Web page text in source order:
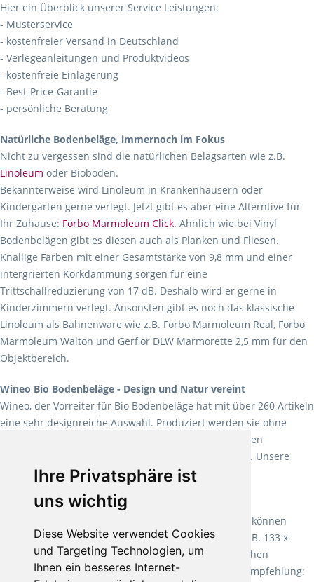
Ihre Privatsphäre ist
uns wichtig
Diese Website verwendet Cookies
und Targeting Technologien, um
Ihnen ein besseres Internet-
Hier ein Überblick unserer Service Leistungen:
- Musterservice
- kostenfreier Versand in Deutschland
- Verlegeanleitungen und Produktvideos
- kostenfreie Einlagerung
- Best-Price-Garantie
- persönliche Beratung
Natürliche Bodenbeläge, immernoch im Fokus
Nicht zu vergessen sind die natürlichen Belagsarten wie z.B.
Linoleum oder Bioböden.
Bekannterweise wird Linoleum in Krankenhäusern oder
Kindergärten gerne verlegt. Jetzt gibt es aber eine Alterntive für
Ihr Zuhause: Forbo Marmoleum Click. Ähnlich wie bei Vinyl
Bodenbelägen gibt es diesen auch als Planken und Fliesen.
Knallige Farben mit einer Gesamtstärke von 9,8 mm und einer
intergrierten Korkdämmung sorgen für eine
Trittschallreduzierung von 17 dB. Deshalb wird er gerne in
Kinderzimmern verlegt. Ansonsten gibt es noch das klassische
Linoleum als Bahnenware wie z.B. Forbo Marmoleum Real, Forbo
Marmoleum Walton und Gerflor DLW Marmorette 2,5 mm für den
Objektbereich.
Wineo Bio Bodenbeläge - Design und Natur vereint
Wineo, der Vorreiter für Bio Bodenbeläge hat mit über 260 Artikeln
eine sehr designreiche Auswahl. Produziert werden sie ohne
Weichmacher und Lösungsmittel. Mit allen verfügbaren
Verlegearten ist er für jegliche Bauvorhaben attraktiv. Unsere
Empfehlung:Wineo 1000 Multi Layer XXL.
Teppiche für ein angenehmes Laufgefühl
machen es schon lange vor. Sie können
Teppich in Ihrem gewünschten Sondermaß kaufen, z.B. 133 x
60cm. Vor allem in Schlafzimmern aufgrund der weichen
Oberfläche ein sehr beliebter Zusatzboden. Unsere Empfehlung: